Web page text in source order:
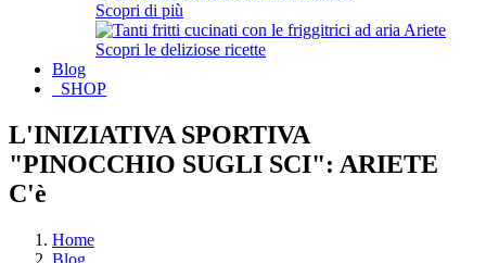
Scopri di più
Scopri le deliziose ricette
Blog
SHOP
L'INIZIATIVA SPORTIVA
"PINOCCHIO SUGLI SCI": ARIETE
C'è
Home